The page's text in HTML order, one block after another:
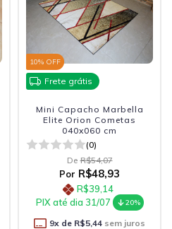
10% OFF
Frete grátis
Mini Capacho Marbella
Elite Orion Cometas
040x060 cm
(0)
De R$54,07
Por R$48,93
R$39,14
PIX até dia 31/07
20%
9x de R$5,44 sem juros